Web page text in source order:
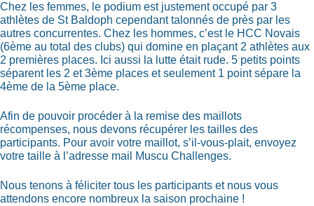
Chez les femmes, le podium est justement occupé par 3
athlètes de St Baldoph cependant talonnés de près par les
autres concurrentes. Chez les hommes, c’est le HCC Novais
(6ème au total des clubs) qui domine en plaçant 2 athlètes aux
2 premières places. Ici aussi la lutte était rude. 5 petits points
séparent les 2 et 3ème places et seulement 1 point sépare la
4ème de la 5ème place.
Afin de pouvoir procéder à la remise des maillots
récompenses, nous devons récupérer les tailles des
participants. Pour avoir votre maillot, s’il-vous-plait, envoyez
votre taille à l’adresse mail Muscu Challenges.
Nous tenons à féliciter tous les participants et nous vous
attendons encore nombreux la saison prochaine !